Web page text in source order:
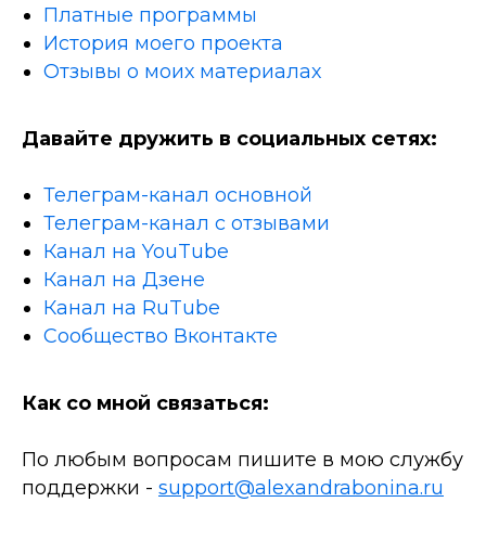
Платные программы
История моего проекта
Отзывы о моих материалах
Давайте дружить в социальных сетях:
Телеграм-канал основной
Телеграм-канал с отзывами
Канал на YouTube
Канал на Дзене
Канал на RuTube
Сообщество Вконтакте
Как со мной связаться:
По любым вопросам пишите в мою службу
поддержки - support@alexandrabonina.ru